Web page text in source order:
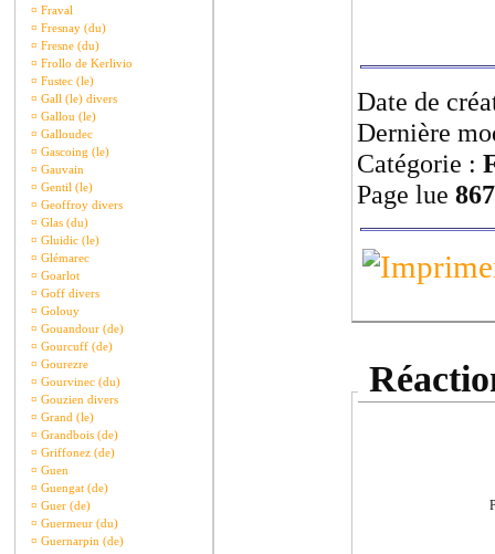
¤ Fraval
¤ Fresnay (du)
¤ Fresne (du)
¤ Frollo de Kerlivio
¤ Fustec (le)
¤ Gall (le) divers
¤ Gallou (le)
¤ Galloudec
¤ Gascoing (le)
¤ Gauvain
¤ Gentil (le)
¤ Geoffroy divers
¤ Glas (du)
¤ Gluidic (le)
¤ Glémarec
¤ Goarlot
¤ Goff divers
¤ Golouy
¤ Gouandour (de)
¤ Gourcuff (de)
¤ Gourezre
¤ Gourvinec (du)
¤ Gouzien divers
¤ Grand (le)
¤ Grandbois (de)
¤ Griffonez (de)
¤ Guen
¤ Guengat (de)
¤ Guer (de)
¤ Guermeur (du)
¤ Guernarpin (de)
Date de
Dernière
Catégorie :
Page lue